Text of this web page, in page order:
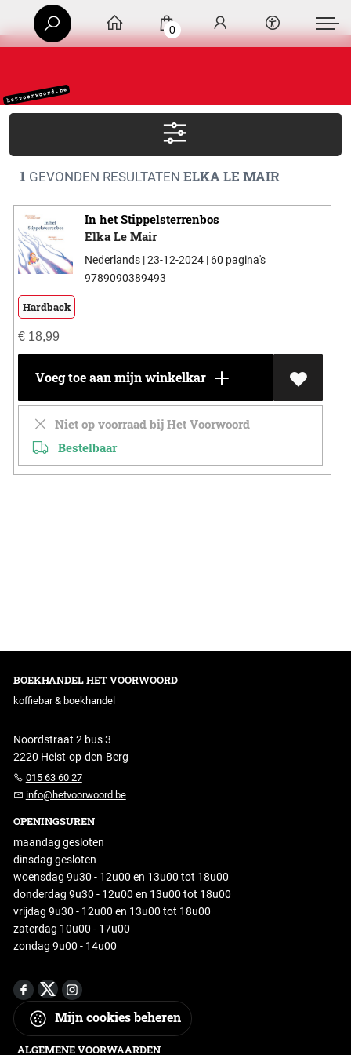
0
1 GEVONDEN RESULTATEN ELKA LE MAIR
In het Stippelsterrenbos
Elka Le Mair
Nederlands | 23-12-2024 | 60 pagina's
9789090389493
Hardback
€18,99
Voeg toe aan mijn winkelkar
Niet op voorraad bij Het Voorwoord
Bestelbaar
BOEKHANDEL HET VOORWOORD
koffiebar & boekhandel
Noordstraat 2 bus 3
2220 Heist-op-den-Berg
015 63 60 27
info@hetvoorwoord.be
OPENINGSUREN
maandag gesloten
dinsdag gesloten
woensdag 9u30 - 12u00 en 13u00 tot 18u00
donderdag 9u30 - 12u00 en 13u00 tot 18u00
vrijdag 9u30 - 12u00 en 13u00 tot 18u00
zaterdag 10u00 - 17u00
zondag 9u00 - 14u00
Mijn cookies beheren
ALGEMENE VOORWAARDEN